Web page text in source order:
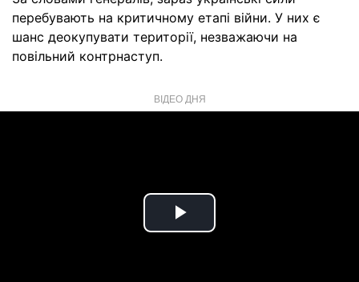
перебувають на критичному етапі війни. У них є
шанс деокупувати території, незважаючи на
повільний контрнаступ.
ВІДЕО ДНЯ
Play